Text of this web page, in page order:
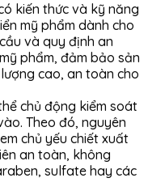
kiến thức và kỹ năng
mỹ phẩm dành cho
và quy định an
phẩm, đảm bảo sản
cao, an toàn cho
chủ động kiểm soát
Theo đó, nguyên
chủ yếu chiết xuất
an toàn, không
sulfate hay các